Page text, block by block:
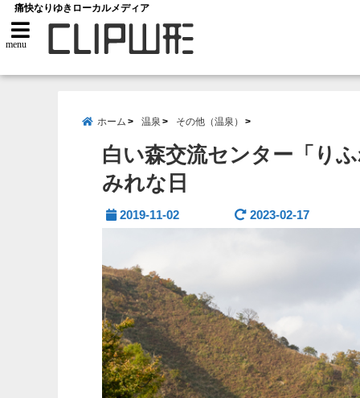
痛快なりゆきローカルメディア
menu
ホーム 温泉 その他（温泉）
白い森交流センター「り
みれな日
2019-11-02 2023-02-17